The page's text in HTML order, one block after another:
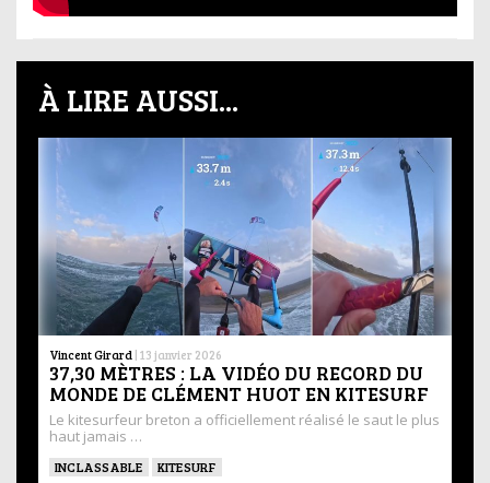
À LIRE AUSSI...
Vincent Girard | 13 janvier 2026
37,30 MÈTRES : LA VIDÉO DU RECORD DU
MONDE DE CLÉMENT HUOT EN KITESURF
Le kitesurfeur breton a officiellement réalisé le saut le plus
haut jamais …
INCLASSABLE KITESURF